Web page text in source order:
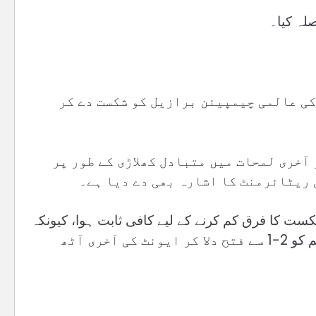
کیا۔
نے پانچ مرتبہ کی عالمی چیمپیئن برازیل کو شکست دے کر
لمحات میں متبادل کھلاڑی کے طور پر
کا اشارہ بھی دے دیا ہے۔
کا فرق کم کرنے کے لیے کافی ثابت ہوا، کیونکہ
ناروے کے سٹار سٹرائیکر ارلنگ ہالینڈ نے دو گول کر کے اپنی ٹیم کو 2-1 سے فتح دلا کر ایونٹ کی آخری آٹھ